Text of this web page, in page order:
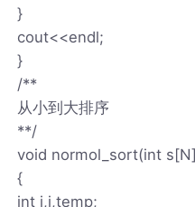
}
cout<<endl;
}
/**
从小到大排序
**/
void normol_sort(int
{
int i,j,temp;